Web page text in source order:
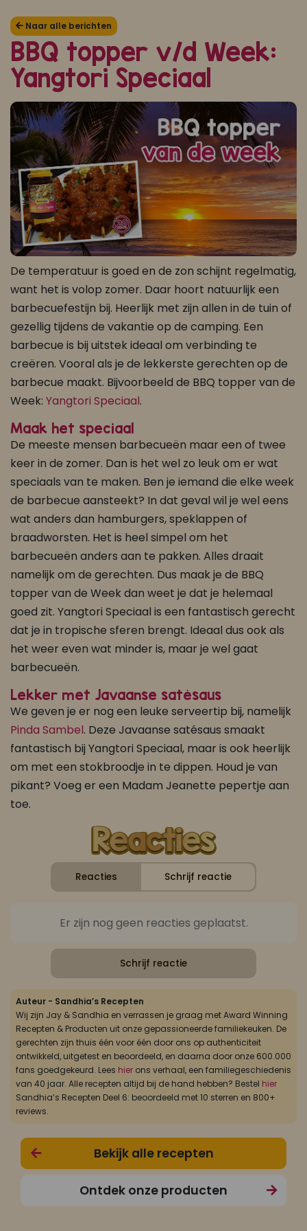
Koop ons bestseller kookboek
Ofklik hierom je aan te melden voor Mijn Kookboek.
Naar alle berichten
BBQ topper v/d Week:
Yangtori Speciaal
De temperatuur is goed en de zon schijnt regelmatig,
want het is volop zomer. Daar hoort natuurlijk een
barbecuefestijn bij. Heerlijk met zijn allen in de tuin of
gezellig tijdens de vakantie op de camping. Een
barbecue is bij uitstek ideaal om verbinding te
creëren. Vooral als je de lekkerste gerechten op de
barbecue maakt. Bijvoorbeeld de BBQ topper van de
Week: Yangtori Speciaal.
Maak het speciaal
De meeste mensen barbecueën maar een of twee
keer in de zomer. Dan is het wel zo leuk om er wat
speciaals van te maken. Ben je iemand die elke week
de barbecue aansteekt? In dat geval wil je wel eens
wat anders dan hamburgers, speklappen of
braadworsten. Het is heel simpel om het
barbecueën anders aan te pakken. Alles draait
namelijk om de gerechten. Dus maak je de BBQ
topper van de Week dan weet je dat je helemaal
goed zit. Yangtori Speciaal is een fantastisch gerecht
dat je in tropische sferen brengt. Ideaal dus ook als
het weer even wat minder is, maar je wel gaat
barbecueën.
Lekker met Javaanse satésaus
We geven je er nog een leuke serveertip bij, namelijk
Pinda Sambel. Deze Javaanse satésaus smaakt
fantastisch bij Yangtori Speciaal, maar is ook heerlijk
om met een stokbroodje in te dippen. Houd je van
pikant? Voeg er een Madam Jeanette pepertje aan
toe.
Reacties Schrijf reactie
Er zijn nog geen reacties geplaatst.
Schrijf reactie
Auteur - Sandhia’s Recepten
Wij zijn Jay & Sandhia en verrassen je graag met Award Winning
Recepten & Producten uit onze gepassioneerde familiekeuken. De
gerechten zijn thuis één voor één door ons op authenticiteit
ontwikkeld, uitgetest en beoordeeld, en daarna door onze 600.000
fans goedgekeurd. Lees hier ons verhaal, een familiegeschiedenis
van 40 jaar. Alle recepten altijd bij de hand hebben? Bestel hier
Sandhia’s Recepten Deel 6: beoordeeld met 10 sterren en 800+
reviews.
Bekijk alle recepten
Ontdek onze producten